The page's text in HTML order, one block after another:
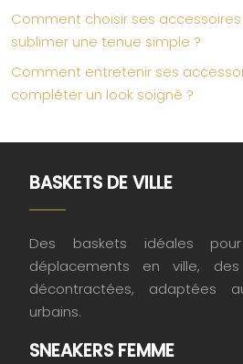
Comment choisir ses
sublimer une tenue simple ?
Comment entretenir ses
compléter un look soigné ?
BASKETS DE VILLE
Des baskets idéales
déplacements en ville, des
décontractées, adaptées
urbains.
SNEAKERS FEMME